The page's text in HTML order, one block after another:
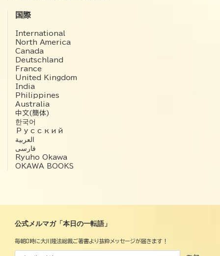
国際
International
North America
Canada
Deutschland
France
United Kingdom
India
Philippines
Australia
中文(簡体)
한국어
Русский
العربية‏
فارسی
Ryuho Okawa
OKAWA BOOKS
公式メルマガ「本日の一転語」
毎朝8時に大川隆法総裁ご著書より抜粋メッセージが届きます！